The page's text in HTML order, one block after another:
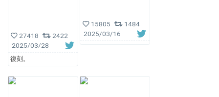
27418
2422
2025/03/28
復刻。
15805
1484
2025/03/16